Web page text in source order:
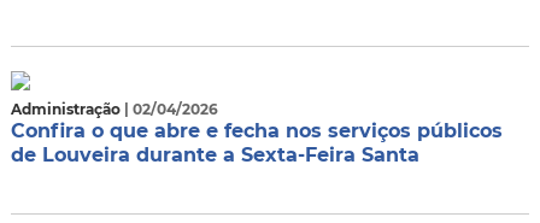
Administração | 02/04/2026
Confira o que abre e fecha nos serviços públicos
de Louveira durante a Sexta-Feira Santa